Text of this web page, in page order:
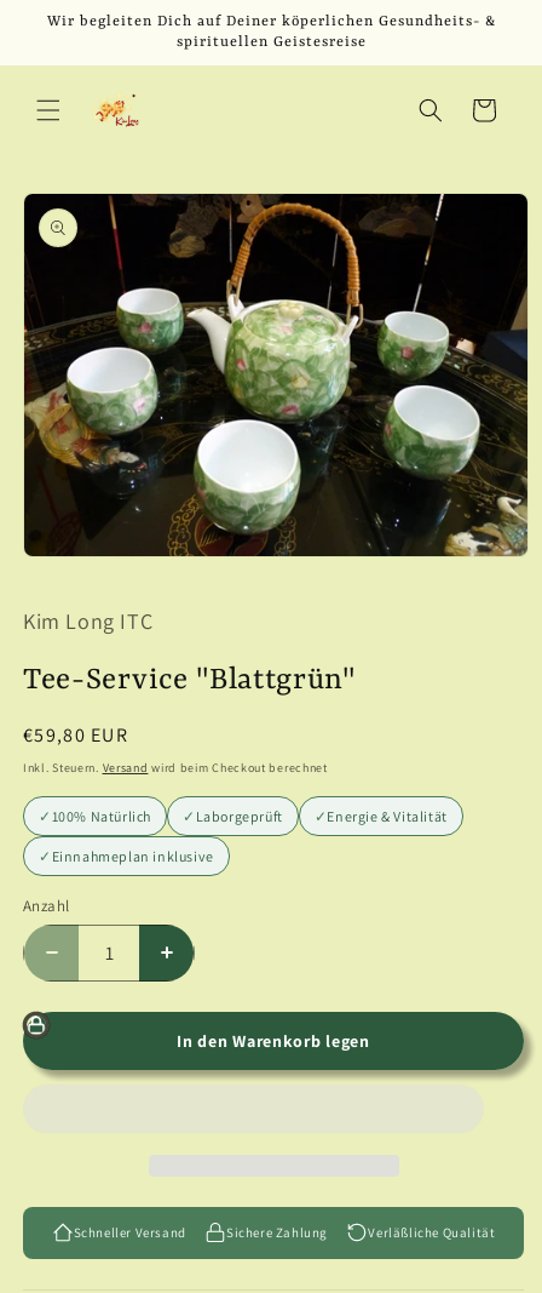
zum
Wir begleiten Dich auf Deiner köperlichen Gesundheits- &
spirituellen Geistesreise
Warenkorb
Modal
Kim Long ITC
Tee-Service "Blattgrün"
Normaler
Preis
€59,80 EUR
Inkl. Steuern. Versand wird beim Checkout berechnet
✓ 100% Natürlich ✓ Laborgeprüft ✓ Energie & Vitalität
✓ Einnahmeplan inklusive
Anzahl
Anzahl
Verringere
die
Menge
Tee-
Erhöhe
die
Menge
für
Tee-
In den Warenkorb legen
Schneller Versand Sichere Zahlung Verläßliche Qualität